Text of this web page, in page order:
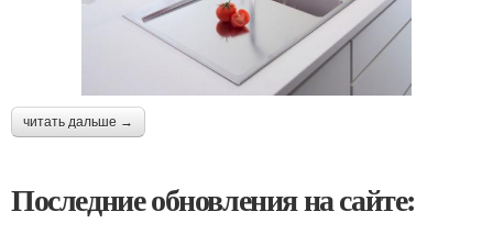
читать дальше →
Последние обновления на сайте: